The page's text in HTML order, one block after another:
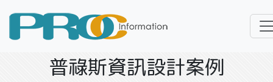
普祿斯資訊設計案例